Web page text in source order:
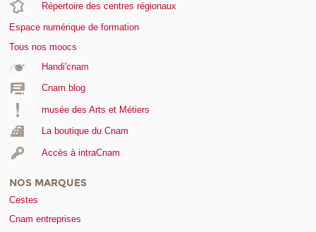
Répertoire des centres régionaux
Espace numérique de formation
Tous nos moocs
Handi'cnam
Cnam blog
musée des Arts et Métiers
La boutique du Cnam
Accès à intraCnam
NOS MARQUES
Cestes
Cnam entreprises